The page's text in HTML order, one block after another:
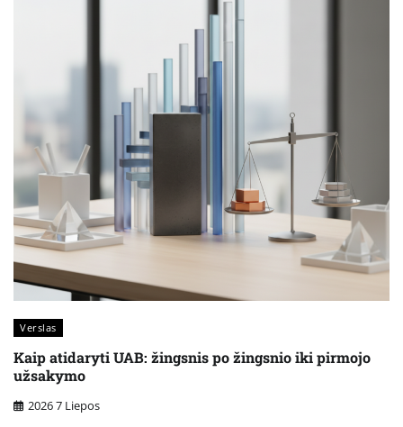
Verslas
Kaip atidaryti UAB: žingsnis po žingsnio iki pirmojo
užsakymo
2026 7 Liepos